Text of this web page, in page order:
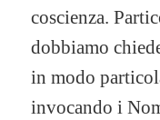
coscienza.
dobbiamo
in modo
invocando i